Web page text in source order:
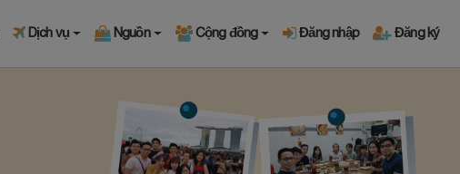
Dịch vụ Nguồn Cộng đồng Đăng nhập Đăng ký